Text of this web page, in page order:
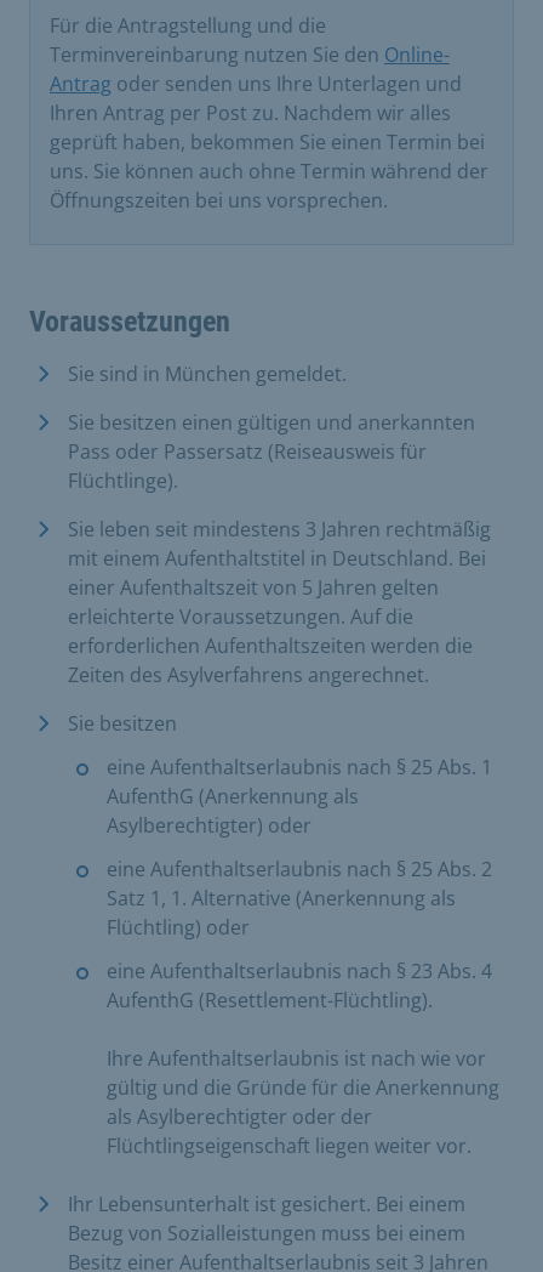
Für die Antragstellung und die
Terminvereinbarung nutzen Sie den Online-
Antrag oder senden uns Ihre Unterlagen und
Ihren Antrag per Post zu. Nachdem wir alles
geprüft haben, bekommen Sie einen Termin bei
uns. Sie können auch ohne Termin während der
Öffnungszeiten bei uns vorsprechen.
Voraussetzungen
Sie sind in München gemeldet.
Sie besitzen einen gültigen und anerkannten
Pass oder Passersatz (Reiseausweis für
Flüchtlinge).
Sie leben seit mindestens 3 Jahren rechtmäßig
mit einem Aufenthaltstitel in Deutschland. Bei
einer Aufenthaltszeit von 5 Jahren gelten
erleichterte Voraussetzungen. Auf die
erforderlichen Aufenthaltszeiten werden die
Zeiten des Asylverfahrens angerechnet.
Sie besitzen
eine Aufenthaltserlaubnis nach § 25 Abs. 1
AufenthG (Anerkennung als
Asylberechtigter) oder
eine Aufenthaltserlaubnis nach § 25 Abs. 2
Satz 1, 1. Alternative (Anerkennung als
Flüchtling) oder
eine Aufenthaltserlaubnis nach § 23 Abs. 4
AufenthG (Resettlement-Flüchtling).
Ihre Aufenthaltserlaubnis ist nach wie vor
gültig und die Gründe für die Anerkennung
als Asylberechtigter oder der
Flüchtlingseigenschaft liegen weiter vor.
Ihr Lebensunterhalt ist gesichert. Bei einem
Bezug von Sozialleistungen muss bei einem
Besitz einer Aufenthaltserlaubnis seit 3 Jahren